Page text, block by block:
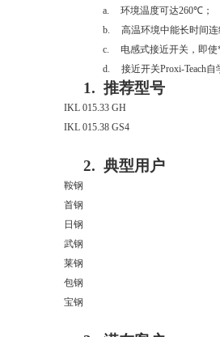
a. 环境温度可达260℃；
b.
高温环境中能长时间
c.
电感式接近开关，即
d.
接近开关Proxi-Teach自
1. 推荐型号
IKL 015.33 GH
IKL 015.38 GS4
2. 典型用户
鞍钢
首钢
日钢
武钢
莱钢
包钢
宝钢